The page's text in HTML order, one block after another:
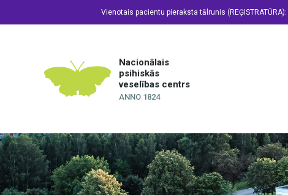
Vienotais pacientu pieraksta tālrunis (REĢISTRATŪRA):
Nacionālais
psihiskās
veselības centrs
ANNO 1824